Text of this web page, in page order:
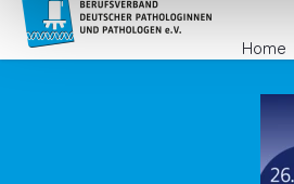
Homepage
Home